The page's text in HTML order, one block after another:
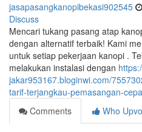
jasapasangkanopibekasi902545
Discuss
Mencari tukang pasang atap
dengan alternatif terbaik! Kami
untuk setiap pekerjaan kanopi .
melakukan instalasi dengan
jakar953167.bloginwi.com/
tarif-terjangkau-pemasangan-
Comments
Who